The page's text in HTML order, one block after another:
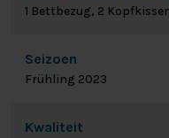
1 Bettbezug, 2
Seizoen
Frühling 2023
Kwaliteit